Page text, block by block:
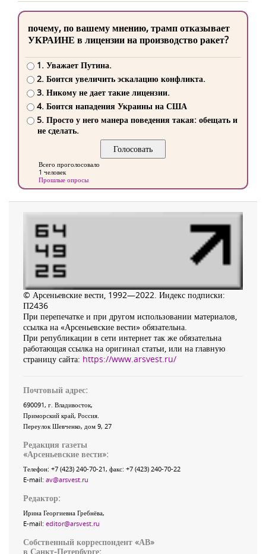
почему, по вашему мнению, трамп отказывает
УКРАИНЕ в лицензии на производство ракет?
1. Уважает Путина.
2. Боится увеличить эскалацию конфликта.
3. Никому не дает такие лицензии.
4. Боится нападения Украины на США
5. Просто у него манера поведения такая: обещать и
не сделать.
Всего проголосовало
1 человек
Прошлые опросы
© Арсеньевские вести, 1992—2022. Индекс подписки:
П2436
При перепечатке и при другом использовании материалов,
ссылка на «Арсеньевские вести» обязательна.
При републикации в сети интернет так же обязательна
работающая ссылка на оригинал статьи, или на главную
страницу сайта: https://www.arsvest.ru/
Почтовый адрес:
690091, г. Владивосток,
Приморский край, Россия
Переулок Шевченко, дом 9, 27
Редакция газеты
«Арсеньевские вести»:
Телефон: +7 (423) 240-70-21, факс: +7 (423) 240-70-22
E-mail: av@arsvest.ru
Редактор:
Ирина Георгиевна Гребнёва,
E-mail: editor@arsvest.ru
Собственный корреспондент «АВ»
в Санкт-Петербурге: